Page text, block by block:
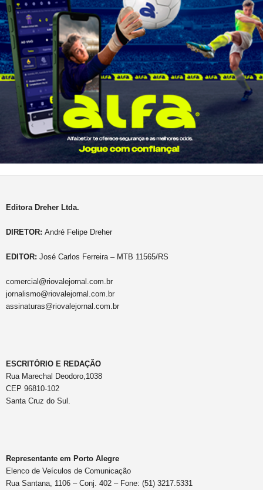
Editora Dreher Ltda.
DIRETOR: André Felipe Dreher
EDITOR: José Carlos Ferreira – MTB 11565/RS
comercial@riovalejornal.com.br
jornalismo@riovalejornal.com.br
assinaturas@riovalejornal.com.br
ESCRITÓRIO E REDAÇÃO
Rua Marechal Deodoro,1038
CEP 96810-102
Santa Cruz do Sul.
Representante em Porto Alegre
Elenco de Veículos de Comunicação
Rua Santana, 1106 – Conj. 402 – Fone: (51) 3217.5331